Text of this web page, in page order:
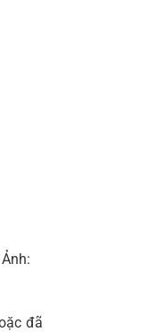
đã